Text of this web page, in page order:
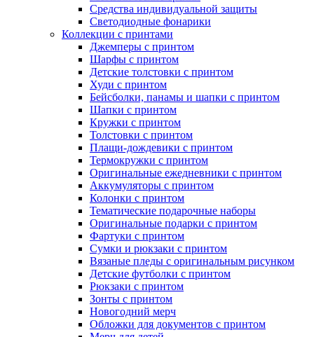
Средства индивидуальной защиты
Светодиодные фонарики
Коллекции с принтами
Джемперы с принтом
Шарфы с принтом
Детские толстовки с принтом
Худи с принтом
Бейсболки, панамы и шапки с принтом
Шапки с принтом
Кружки с принтом
Толстовки с принтом
Плащи-дождевики с принтом
Термокружки с принтом
Оригинальные ежедневники с принтом
Аккумуляторы с принтом
Колонки с принтом
Тематические подарочные наборы
Оригинальные подарки с принтом
Фартуки с принтом
Сумки и рюкзаки с принтом
Вязаные пледы с оригинальным рисунком
Детские футболки с принтом
Рюкзаки с принтом
Зонты с принтом
Новогодний мерч
Обложки для документов с принтом